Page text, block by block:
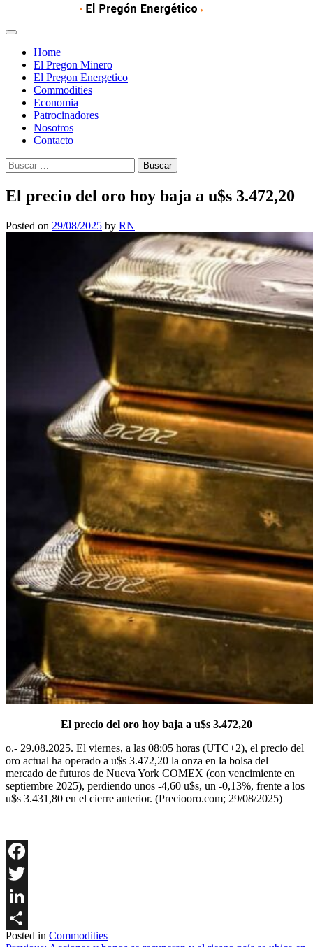
Home
El Pregon Minero
El Pregon Energetico
Commodities
Economia
Patrocinadores
Nosotros
Contacto
Buscar:
El precio del oro hoy baja a u$s 3.472,20
Posted on 29/08/2025 by RN
El precio del oro hoy baja a u$s 3.472,20
o.- 29.08.2025. El viernes, a las 08:05 horas (UTC+2), el precio del
oro actual ha operado a u$s 3.472,20 la onza en la bolsa del
mercado de futuros de Nueva York COMEX (con vencimiente en
septiembre 2025), perdiendo unos -4,60 u$s, un -0,13%, frente a los
u$s 3.431,80 en el cierre anterior. (Preciooro.com; 29/08/2025)
Facebook
Twitter
LinkedIn
Share
Posted in Commodities